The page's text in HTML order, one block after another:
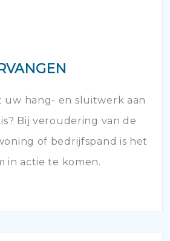
uw hang- en sluitwerk aan
Bij veroudering van de
of bedrijfspand is het
in actie te komen.